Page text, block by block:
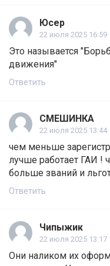
Юсер
22 июля 2025 16:59
Это называется
движения"
Ответить
СМЕШИНКА
22 июля 2025 13:44
чем меньше
лучше работает ГАИ !
больше званий и
Ответить
Чипыжик
22 июля 2025 13:17
Они наликом их